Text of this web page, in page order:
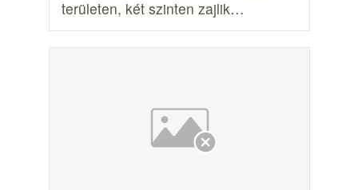
területen, két szinten zajlik…